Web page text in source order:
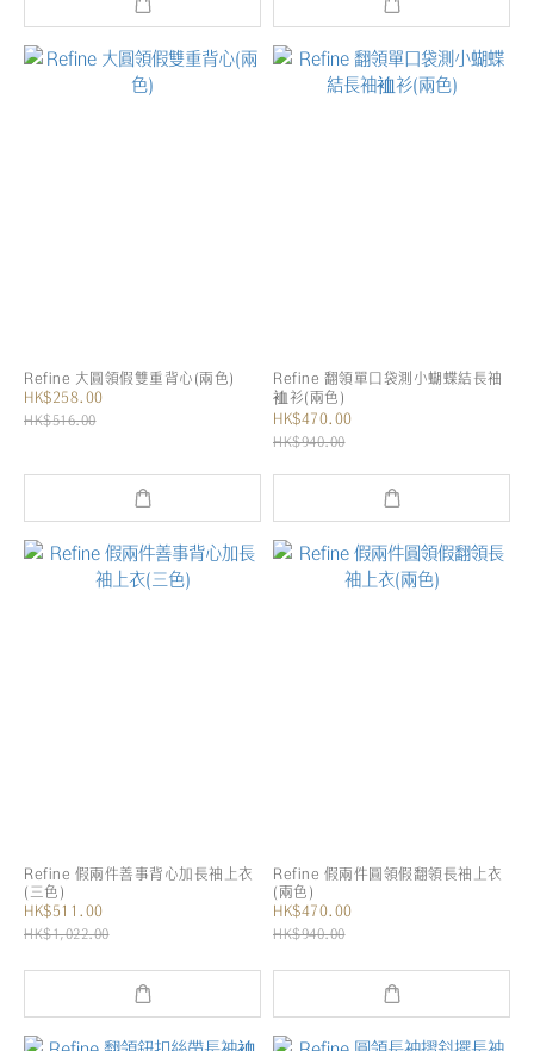
Refine 大圓領假雙重背心(兩色)
HK$258.00
HK$516.00
Refine 翻領單口袋測小蝴蝶結長袖
裇衫(兩色)
HK$470.00
HK$940.00
Refine 假兩件善事背心加長袖上衣
(三色)
HK$511.00
HK$1,022.00
Refine 假兩件圓領假翻領長袖上衣
(兩色)
HK$470.00
HK$940.00